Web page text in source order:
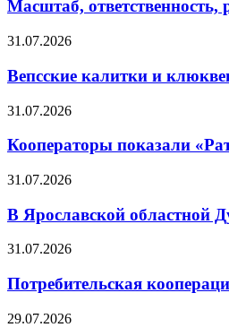
Масштаб,
31.07.2026
Вепсские калитки и
31.07.2026
Кооператоры показали
31.07.2026
В Ярославской областной
31.07.2026
Потребительская
29.07.2026